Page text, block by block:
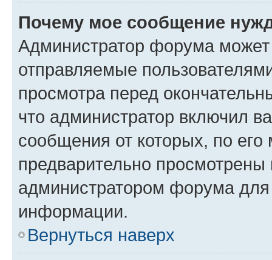
Почему мое сообщение
Администратор форума
отправляемые
просмотра перед
что администратор включил
сообщения от которых, по
предварительно
администратором форума
информации.
Вернуться наверх